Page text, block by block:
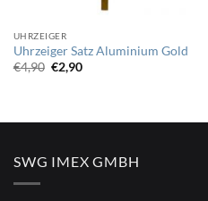
UHRZEIGER
Uhrzeiger Satz Aluminium Gold
€4,90 Ursprünglicher
Preis
€2,90Aktueller
SWG IMEX GMBH